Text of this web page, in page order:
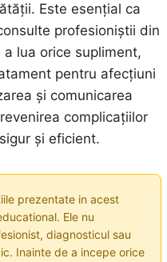
Este esențial ca
profesioniștii din
lua orice supliment,
pentru afecțiuni
și comunicarea
complicațiilor
și eficient.
prezentate in acest
Ele nu
diagnosticul sau
Inainte de a incepe orice